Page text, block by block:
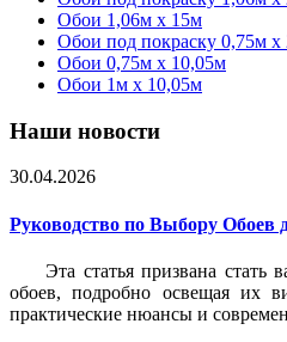
Обои 1,06м x 15м
Обои под покраску 0,75м x
Обои 0,75м x 10,05м
Обои 1м х 10,05м
Наши новости
30.04.2026
Руководство по Выбору Обоев
Эта статья призвана
обоев, подробно освещая их
практические нюансы и